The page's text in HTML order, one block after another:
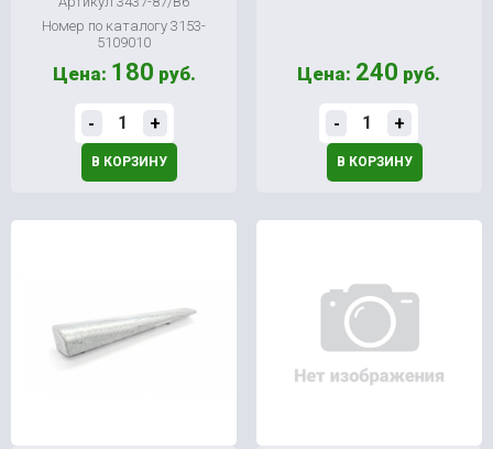
Номер по каталогу 3153-
5109010
Цена: 180 руб.
- +
В КОРЗИНУ
Цена: 240 руб.
- +
В КОРЗИНУ